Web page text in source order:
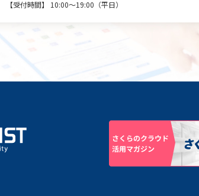
【受付時間】 10:00～19:00（平日）